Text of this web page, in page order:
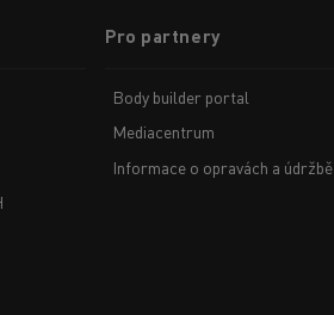
Pro partnery
Body builder portal
Mediacentrum
Informace o opravách a údržbě